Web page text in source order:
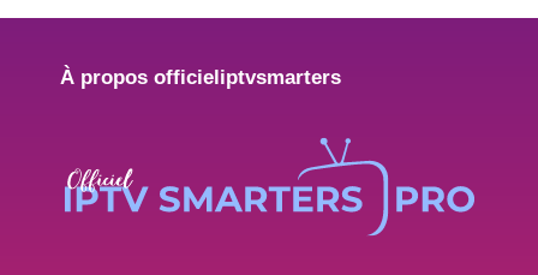
À propos officieliptvsmarters